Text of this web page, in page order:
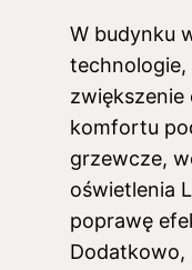
W budynku
technologie,
zwiększenie
komfortu
grzewcze,
oświetlenia
poprawę
Dodatkowo,